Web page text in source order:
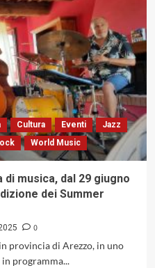
Cultura Eventi
Jazz
World Music
di musica, dal 29 giugno
dei Summer
0
provincia di Arezzo, in uno
programma...